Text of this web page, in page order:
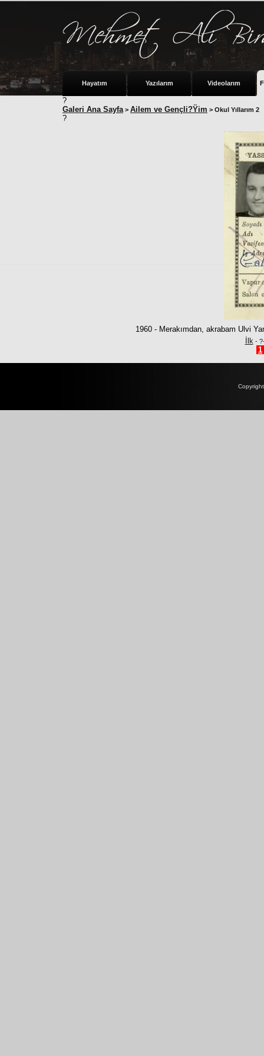
Hayatım Yazılarım Videolarım
?
Galeri Ana Sayfa > Ailem ve Gençli?Ÿim > Okul Yıllarım 2
?
1960 - Merakımdan, akrabam Ulvi
İlk -
1